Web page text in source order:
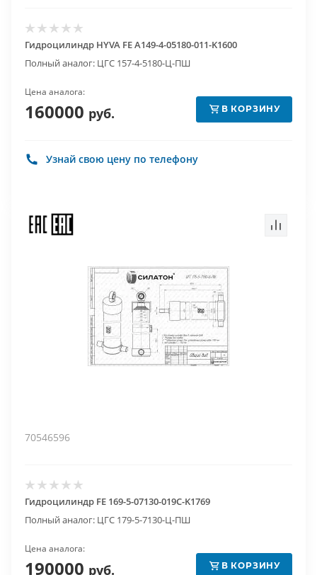
Гидроцилиндр HYVA FE A149-4-05180-011-K1600
Полный аналог: ЦГС 157-4-5180-Ц-ПШ
Цена аналога:
160000 руб. В КОРЗИНУ
Узнай свою цену по телефону
70546596
Гидроцилиндр FE 169-5-07130-019C-K1769
Полный аналог: ЦГС 179-5-7130-Ц-ПШ
Цена аналога:
190000 руб. В КОРЗИНУ